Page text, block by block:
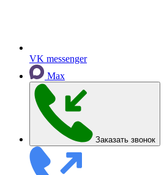
VK messenger
Max
Заказать звонок